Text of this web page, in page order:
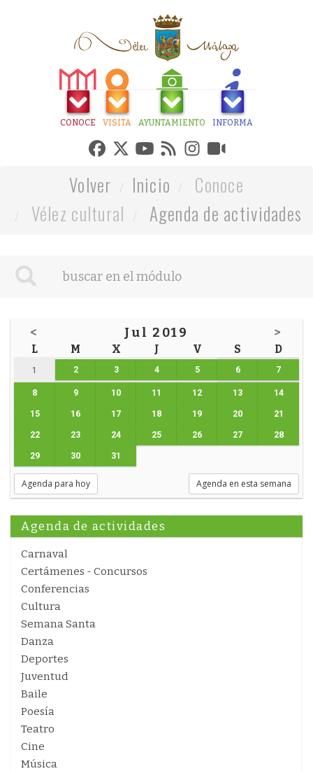
CONOCE VISITA AYUNTAMIENTO INFORMA
Volver Inicio
Conoce
Vélez cultural
Agenda de actividades
< Jul 2019 >
L M X J V S D
1 2 3 4 5 6 7
8 9 10 11 12 13 14
15 16 17 18 19 20 21
22 23 24 25 26 27 28
29 30 31
Agenda para hoy Agenda en esta semana
Agenda de actividades
Carnaval
Certámenes - Concursos
Conferencias
Cultura
Semana Santa
Danza
Deportes
Juventud
Baile
Poesía
Teatro
Cine
Música